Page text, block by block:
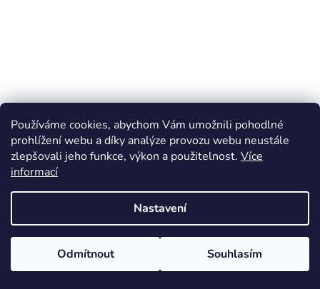
Používáme cookies, abychom Vám umožnili pohodlné
prohlížení webu a díky analýze provozu webu neustále
zlepšovali jeho funkce, výkon a použitelnost. Více
informací
Nastavení
Odmítnout Souhlasím